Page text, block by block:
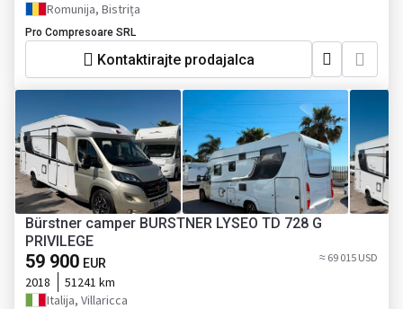
Romunija, Bistrița
Pro Compresoare SRL
Kontaktirajte prodajalca
Bürstner camper BURSTNER LYSEO TD 728 G
PRIVILEGE
59 900 EUR ≈ 69 015 USD
2018
51241 km
Italija, Villaricca